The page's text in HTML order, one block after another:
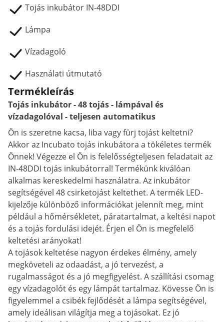
Tojás inkubátor IN-48DDI
Lámpa
Vízadagoló
Használati útmutató
Termékleírás
Tojás inkubátor - 48 tojás - lámpával és
vízadagolóval - teljesen automatikus
Ön is szeretne kacsa, liba vagy fürj tojást keltetni?
Akkor az Incubato tojás inkubátora a tökéletes termék
Önnek! Végezze el Ön is felelősségteljesen feladatait az
IN-48DDI tojás inkubátorral! Termékünk kiválóan
alkalmas kereskedelmi használatra. Az inkubátor
segítségével 48 csirketojást keltethet. A termék LED-
kijelzője különböző információkat jelennít meg, mint
például a hőmérsékletet, páratartalmat, a keltési napot
és a tojás fordulási idejét. Érjen el Ön is megfelelő
keltetési arányokat!
A tojások keltetése nagyon érdekes élmény, amely
megköveteli az odaadást, a jó tervezést, a
rugalmasságot és a jó megfigyelést. A szállítási csomag
egy vízadagolót és egy lámpát tartalmaz. Kövesse Ön is
figyelemmel a csibék fejlődését a lámpa segítségével,
amely ideálisan világítja meg a tojásokat. Ez jó